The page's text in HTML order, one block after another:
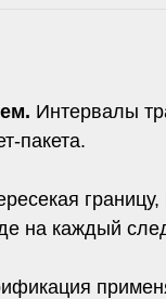
Интервалы
пакета.
на каждый